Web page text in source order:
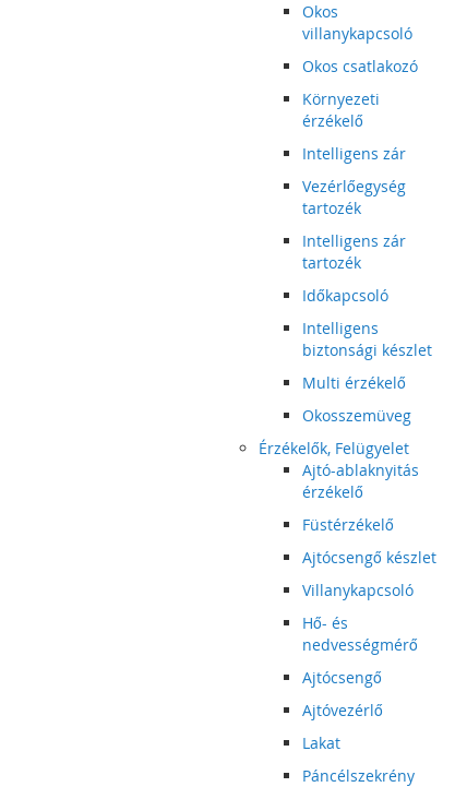
Okos
villanykapcsoló
Okos csatlakozó
Környezeti
érzékelő
Intelligens zár
Vezérlőegység
tartozék
Intelligens zár
tartozék
Időkapcsoló
Intelligens
biztonsági készlet
Multi érzékelő
Okosszemüveg
Érzékelők, Felügyelet
Ajtó-ablaknyitás
érzékelő
Füstérzékelő
Ajtócsengő készlet
Villanykapcsoló
Hő- és
nedvességmérő
Ajtócsengő
Ajtóvezérlő
Lakat
Páncélszekrény